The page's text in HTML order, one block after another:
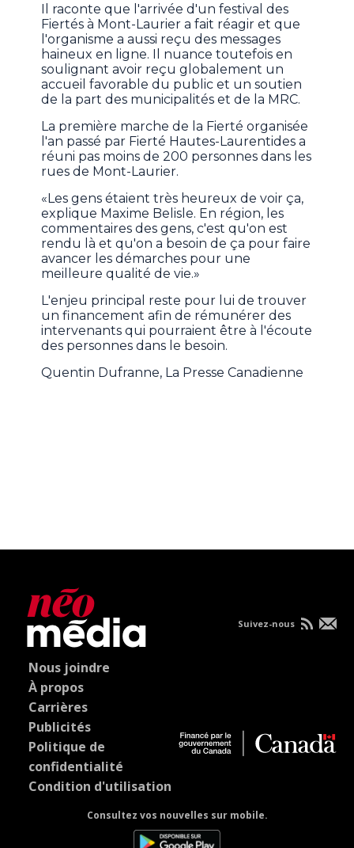
Il raconte que l'arrivée d'un festival des
Fiertés à Mont-Laurier a fait réagir et que
l'organisme a aussi reçu des messages
haineux en ligne. Il nuance toutefois en
soulignant avoir reçu globalement un
accueil favorable du public et un soutien
de la part des municipalités et de la MRC.
La première marche de la Fierté organisée
l'an passé par Fierté Hautes-Laurentides a
réuni pas moins de 200 personnes dans les
rues de Mont-Laurier.
«Les gens étaient très heureux de voir ça,
explique Maxime Belisle. En région, les
commentaires des gens, c'est qu'on est
rendu là et qu'on a besoin de ça pour faire
avancer les démarches pour une
meilleure qualité de vie.»
L'enjeu principal reste pour lui de trouver
un financement afin de rémunérer des
intervenants qui pourraient être à l'écoute
des personnes dans le besoin.
Quentin Dufranne, La Presse Canadienne
Nous joindre
À propos
Carrières
Publicités
Politique de
confidentialité
Condition d'utilisation
Consultez vos nouvelles sur mobile.
Suivez-nous